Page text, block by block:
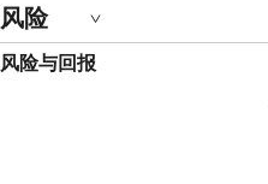
风险
风险与回报